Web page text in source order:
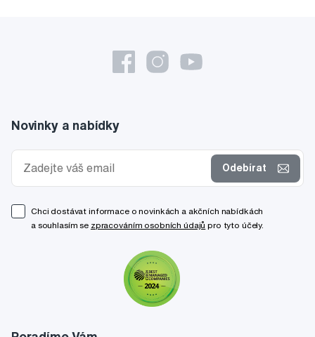
Novinky a nabídky
Odebírat
Chci dostávat informace o novinkách a akčních nabídkách
a souhlasím se zpracováním osobních údajů pro tyto účely.